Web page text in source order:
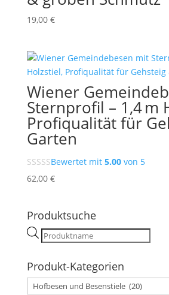
19,00 €
Wiener
Sternprofil – 1,4 m
Profiqualität für
Garten
Bewertet mit 5.00von 5
62,00 €
Produktsuche
Products
search
Produkt-Kategorien